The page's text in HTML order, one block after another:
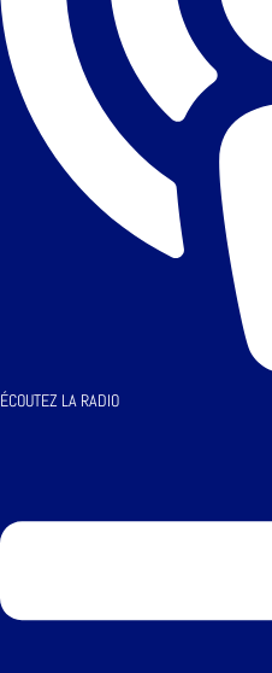
ÉCOUTEZ LA RADIO